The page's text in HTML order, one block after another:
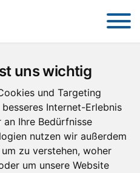
uns wichtig
und Targeting
Internet-Erlebnis
Ihre Bedürfnisse
nutzen wir außerdem
zu verstehen, woher
um unsere Website